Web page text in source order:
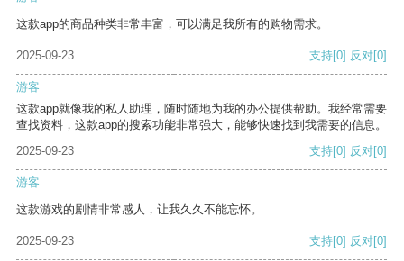
这款app的商品种类非常丰富，可以满足我所有的购物需求。
2025-09-23 支持[0] 反对[0]
游客
这款app就像我的私人助理，随时随地为我的办公提供帮助。我经常需要
查找资料，这款app的搜索功能非常强大，能够快速找到我需要的信息。
2025-09-23
支持[0] 反对[0]
游客
这款游戏的剧情非常感人，让我久久不能忘怀。
2025-09-23 支持[0] 反对[0]